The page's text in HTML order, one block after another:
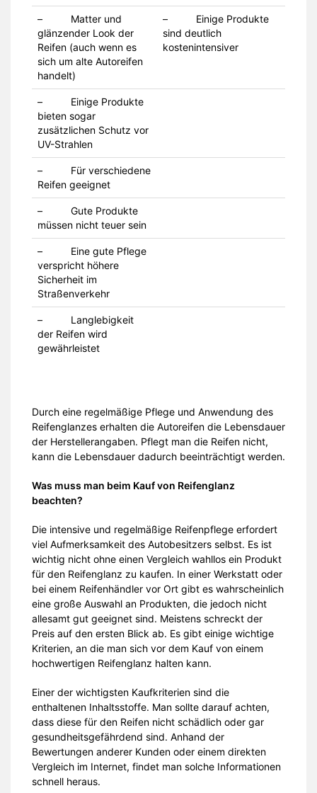
– Matter und
glänzender Look der
Reifen (auch wenn es
sich um alte Autoreifen
handelt)
– Einige Produkte
sind deutlich
kostenintensiver
– Einige Produkte
bieten sogar
zusätzlichen Schutz vor
UV-Strahlen
– Für verschiedene
Reifen geeignet
– Gute Produkte
müssen nicht teuer sein
– Eine gute Pflege
verspricht höhere
Sicherheit im
Straßenverkehr
– Langlebigkeit
der Reifen wird
gewährleistet
Durch eine regelmäßige Pflege und Anwendung des
Reifenglanzes erhalten die Autoreifen die Lebensdauer
der Herstellerangaben. Pflegt man die Reifen nicht,
kann die Lebensdauer dadurch beeinträchtigt werden.
Was muss man beim Kauf von Reifenglanz
beachten?
Die intensive und regelmäßige Reifenpflege erfordert
viel Aufmerksamkeit des Autobesitzers selbst. Es ist
wichtig nicht ohne einen Vergleich wahllos ein Produkt
für den Reifenglanz zu kaufen. In einer Werkstatt oder
bei einem Reifenhändler vor Ort gibt es wahrscheinlich
eine große Auswahl an Produkten, die jedoch nicht
allesamt gut geeignet sind. Meistens schreckt der
Preis auf den ersten Blick ab. Es gibt einige wichtige
Kriterien, an die man sich vor dem Kauf von einem
hochwertigen Reifenglanz halten kann.
Einer der wichtigsten Kaufkriterien sind die
enthaltenen Inhaltsstoffe. Man sollte darauf achten,
dass diese für den Reifen nicht schädlich oder gar
gesundheitsgefährdend sind. Anhand der
Bewertungen anderer Kunden oder einem direkten
Vergleich im Internet, findet man solche Informationen
schnell heraus.